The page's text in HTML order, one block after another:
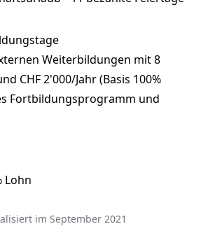
Weiterbildungen mit 8
CHF 2'000/Jahr (Basis 100%
Fortbildungsprogramm und
Lohn
im September 2021